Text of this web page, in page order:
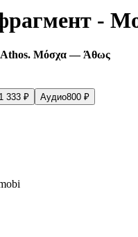
-
Μόσχα — Άθως
1 333 ₽ Аудио800 ₽